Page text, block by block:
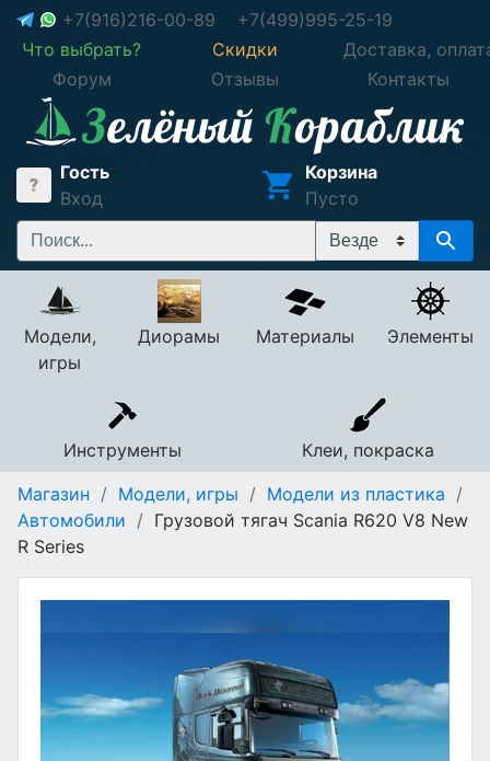
+7(916)216-00-89
+7(499)995-25-19
Что выбрать?
Скидки
Доставка,
Форум
Отзывы Контакты
Гость
Вход
Корзина
Пусто
Модели,
игры
Диорамы Материалы Элементы
Инструменты
Клеи, покраска
Магазин / Модели, игры / Модели из пластика /
Автомобили / Грузовой тягач Scania R620 V8 New
R Series